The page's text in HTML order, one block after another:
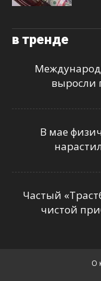
в тренде
выросли
В мае
Частый
чистой
О